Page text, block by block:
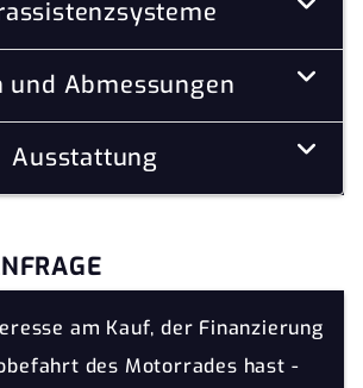
und Abmessungen
Ausstattung
am Kauf, der Finanzierung
des Motorrades hast -